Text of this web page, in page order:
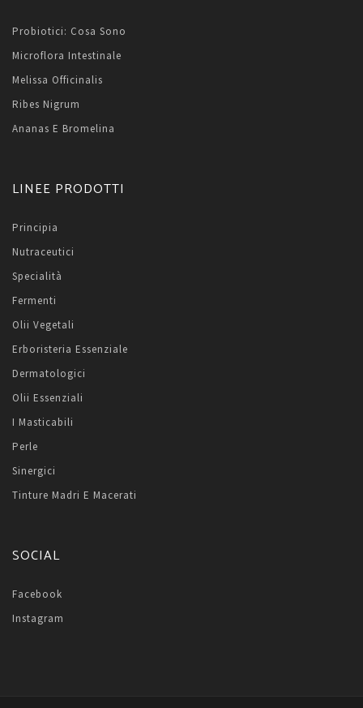
Probiotici: Cosa Sono
Microflora Intestinale
Melissa Officinalis
Ribes Nigrum
Ananas E Bromelina
LINEE PRODOTTI
Principia
Nutraceutici
Specialità
Fermenti
Olii Vegetali
Erboristeria Essenziale
Dermatologici
Olii Essenziali
I Masticabili
Perle
Sinergici
Tinture Madri E Macerati
SOCIAL
Facebook
Instagram